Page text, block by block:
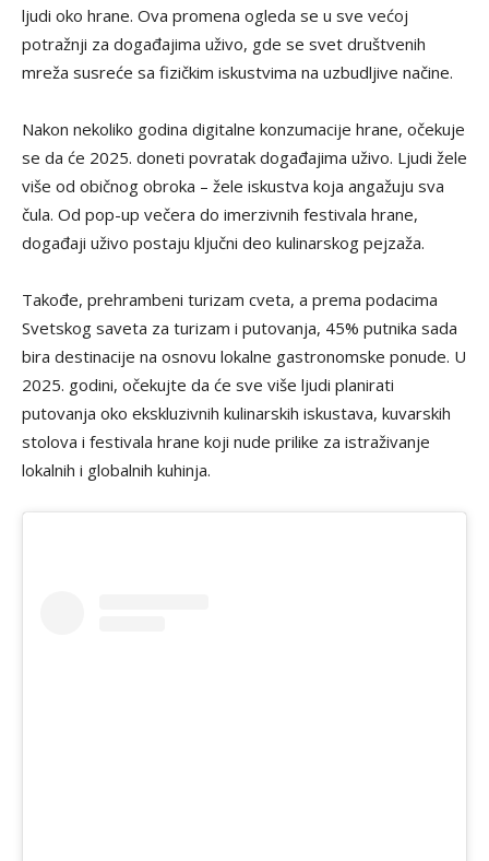
ljudi oko hrane. Ova promena ogleda se u sve većoj
potražnji za događajima uživo, gde se svet društvenih
mreža susreće sa fizičkim iskustvima na uzbudljive načine.
Nakon nekoliko godina digitalne konzumacije hrane, očekuje
se da će 2025. doneti povratak događajima uživo. Ljudi žele
više od običnog obroka – žele iskustva koja angažuju sva
čula. Od pop-up večera do imerzivnih festivala hrane,
događaji uživo postaju ključni deo kulinarskog pejzaža.
Takođe, prehrambeni turizam cveta, a prema podacima
Svetskog saveta za turizam i putovanja, 45% putnika sada
bira destinacije na osnovu lokalne gastronomske ponude. U
2025. godini, očekujte da će sve više ljudi planirati
putovanja oko ekskluzivnih kulinarskih iskustava, kuvarskih
stolova i festivala hrane koji nude prilike za istraživanje
lokalnih i globalnih kuhinja.